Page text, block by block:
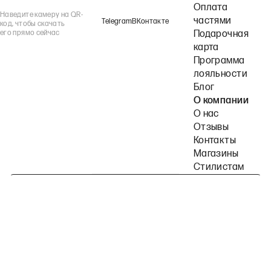
Наведите камеру на QR-
код, чтобы скачать
его прямо сейчас
TelegramВКонтакте
Оплата
частями
Подарочная
карта
Программа
лояльности
Блог
О компании
О нас
Отзывы
Контакты
Магазины
Стилистам